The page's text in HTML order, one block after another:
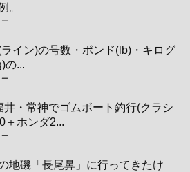
。
イン)の号数・ポンド(lb)・キログ
の...
井・常神でゴムボート釣行(クラシ
＋ホンダ2...
地磯「長尾鼻」に行ってきたけ